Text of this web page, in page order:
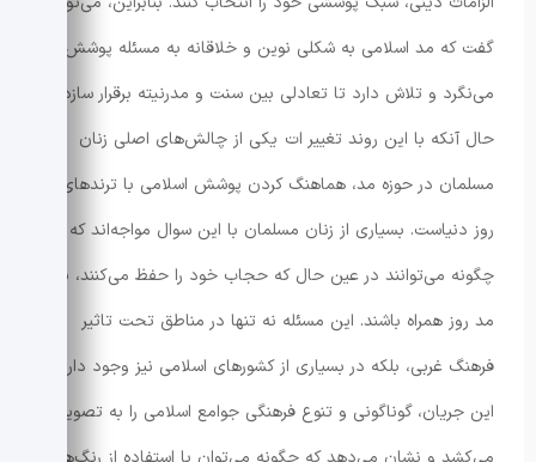
گفت که مد اسلامی به شکلی نوین و خلاقانه به مسئله پوشش
می‌نگرد و تلاش دارد تا تعادلی بین سنت و مدرنیته برقرار سازد
حال آنکه با این روند تغییر ات یکی از چالش‌های اصلی زنان
مسلمان در حوزه مد، هماهنگ کردن پوشش اسلامی با ترندهای
روز دنیاست. بسیاری از زنان مسلمان با این سوال مواجه‌اند که
چگونه می‌توانند در عین حال که حجاب خود را حفظ می‌کنند، با
مد روز همراه باشند. این مسئله نه تنها در مناطق تحت تاثیر
فرهنگ غربی، بلکه در بسیاری از کشورهای اسلامی نیز وجود دارد.
این جریان، گوناگونی و تنوع فرهنگی جوامع اسلامی را به تصویر